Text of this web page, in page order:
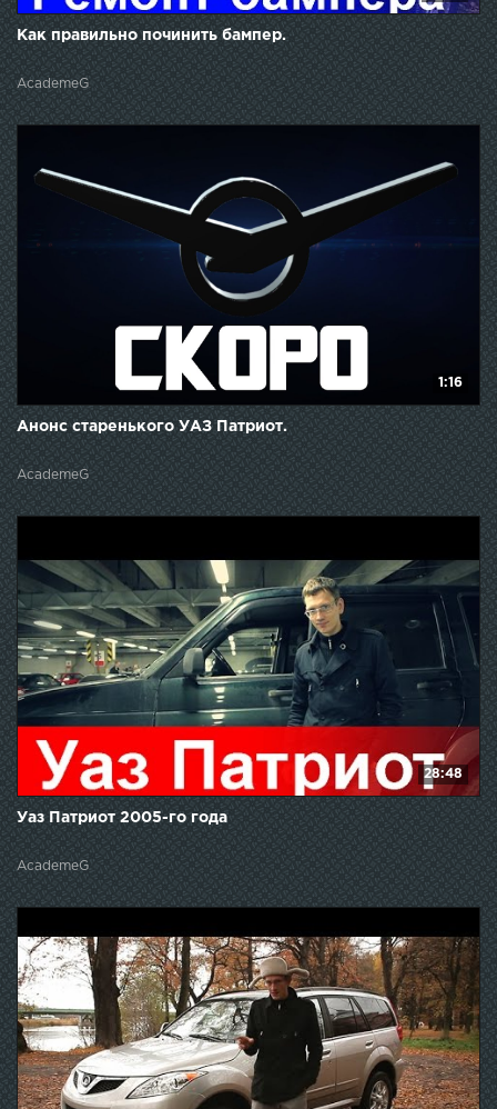
Как правильно починить бампер.
AcademeG
1:16
Анонс старенького УАЗ Патриот.
AcademeG
28:48
Уаз Патриот 2005-го года
AcademeG